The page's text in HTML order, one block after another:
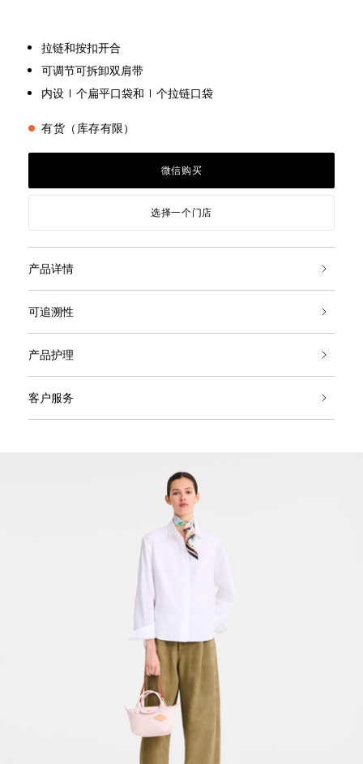
拉链和按扣开合
可调节可拆卸双肩带
内设 1 个扁平口袋和 1 个拉链口袋
有货（库存有限）
微信购买
选择一个门店
产品详情
可追溯性
产品护理
客户服务